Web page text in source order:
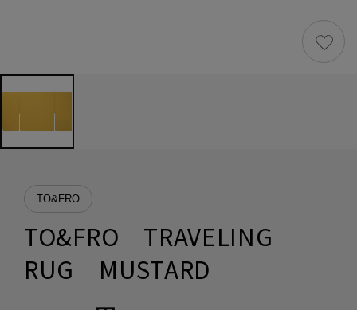
TO&FRO
TO&FRO TRAVELING
RUG MUSTARD